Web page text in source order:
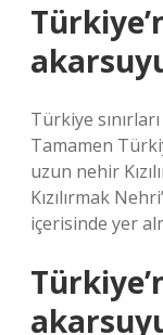
Türkiye
Tamamen
uzun nehir
Kızılırmak
içerisinde yer